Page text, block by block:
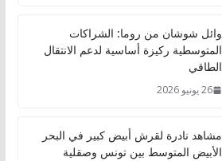
وائل شوشان من روما: الشراكات
المتوسطية ركيزة أساسية لدعم الانتقال
الطاقي
26 يونيو 2026
مشاهد نادرة لقرش أبيض كبير في البحر
الأبيض المتوسط بين تونس وصقلية